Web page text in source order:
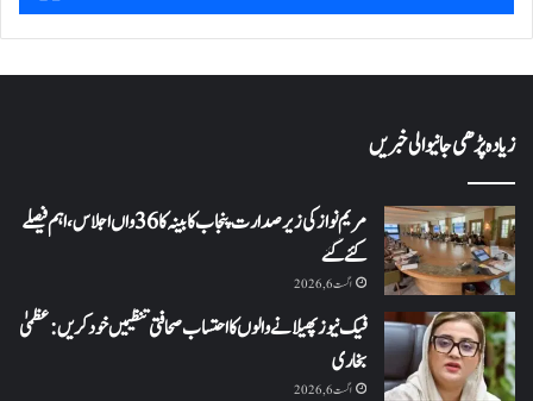
زیادہ پڑھی جانیوالی خبریں
مریم نواز کی زیر صدارت پنجاب کابینہ کا 36واں اجلاس،اہم فیصلے
کئے گئے
اگست 6, 2026
فیک نیوز پھیلانے والوں کا احتساب صحافتی تنظیمیں خود کریں: عظمیٰ
بخاری
اگست 6, 2026